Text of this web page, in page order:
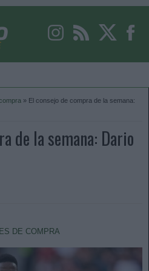
» El consejo de compra de la semana:
de la semana: Dario
DE COMPRA